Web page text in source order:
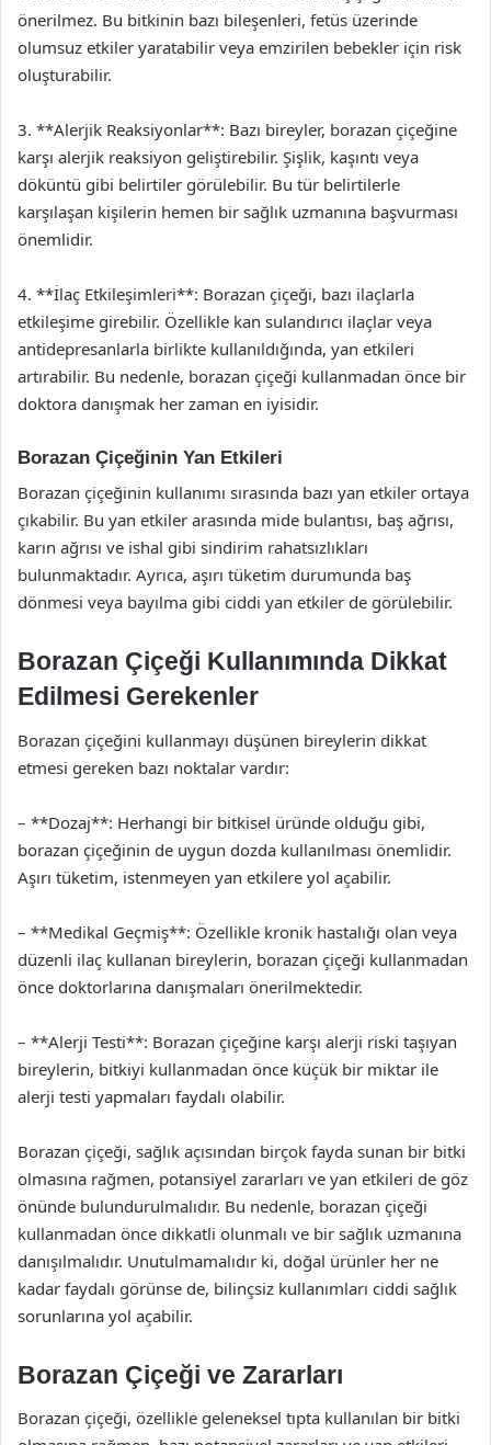
önerilmez. Bu bitkinin bazı bileşenleri, fetüs üzerinde
olumsuz etkiler yaratabilir veya emzirilen bebekler için risk
oluşturabilir.
3. **Alerjik Reaksiyonlar**: Bazı bireyler, borazan çiçeğine
karşı alerjik reaksiyon geliştirebilir. Şişlik, kaşıntı veya
döküntü gibi belirtiler görülebilir. Bu tür belirtilerle
karşılaşan kişilerin hemen bir sağlık uzmanına başvurması
önemlidir.
4. **İlaç Etkileşimleri**: Borazan çiçeği, bazı ilaçlarla
etkileşime girebilir. Özellikle kan sulandırıcı ilaçlar veya
antidepresanlarla birlikte kullanıldığında, yan etkileri
artırabilir. Bu nedenle, borazan çiçeği kullanmadan önce bir
doktora danışmak her zaman en iyisidir.
Borazan Çiçeğinin Yan Etkileri
Borazan çiçeğinin kullanımı sırasında bazı yan etkiler ortaya
çıkabilir. Bu yan etkiler arasında mide bulantısı, baş ağrısı,
karın ağrısı ve ishal gibi sindirim rahatsızlıkları
bulunmaktadır. Ayrıca, aşırı tüketim durumunda baş
dönmesi veya bayılma gibi ciddi yan etkiler de görülebilir.
Borazan Çiçeği Kullanımında Dikkat
Edilmesi Gerekenler
Borazan çiçeğini kullanmayı düşünen bireylerin dikkat
etmesi gereken bazı noktalar vardır:
– **Dozaj**: Herhangi bir bitkisel üründe olduğu gibi,
borazan çiçeğinin de uygun dozda kullanılması önemlidir.
Aşırı tüketim, istenmeyen yan etkilere yol açabilir.
– **Medikal Geçmiş**: Özellikle kronik hastalığı olan veya
düzenli ilaç kullanan bireylerin, borazan çiçeği kullanmadan
önce doktorlarına danışmaları önerilmektedir.
– **Alerji Testi**: Borazan çiçeğine karşı alerji riski taşıyan
bireylerin, bitkiyi kullanmadan önce küçük bir miktar ile
alerji testi yapmaları faydalı olabilir.
Borazan çiçeği, sağlık açısından birçok fayda sunan bir bitki
olmasına rağmen, potansiyel zararları ve yan etkileri de göz
önünde bulundurulmalıdır. Bu nedenle, borazan çiçeği
kullanmadan önce dikkatli olunmalı ve bir sağlık uzmanına
danışılmalıdır. Unutulmamalıdır ki, doğal ürünler her ne
kadar faydalı görünse de, bilinçsiz kullanımları ciddi sağlık
sorunlarına yol açabilir.
Borazan Çiçeği ve Zararları
Borazan çiçeği, özellikle geleneksel tıpta kullanılan bir bitki